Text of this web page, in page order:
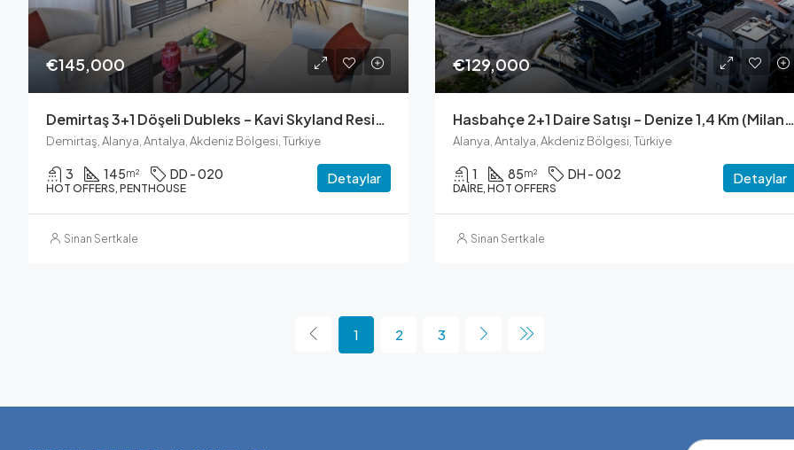
€145,000
Demirtaş 3+1 Döşeli Dubleks – Kavi Skyland Residence
Demirtaş, Alanya, Antalya, Akdeniz Bölgesi, Türkiye
3 145m² DD - 020
HOT OFFERS, PENTHOUSE
Detaylar
Sinan Sertkale
€129,000
Hasbahçe 2+1 Daire Satışı – Denize 1,4 Km (Milano VIP 1)
Alanya, Antalya, Akdeniz Bölgesi, Türkiye
1 85m² DH - 002
DAIRE, HOT OFFERS
Detaylar
Sinan Sertkale
1 2 3